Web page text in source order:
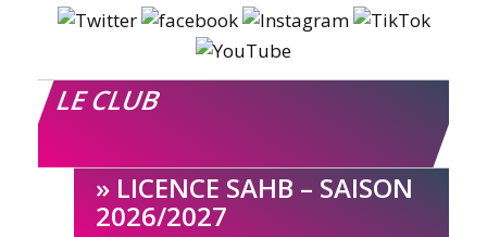
LE CLUB
LICENCE SAHB – SAISON
2026/2027